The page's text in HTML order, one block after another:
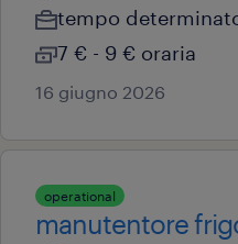
tempo
7 € - 9 € oraria
16 giugno 2026
operational
manutentore